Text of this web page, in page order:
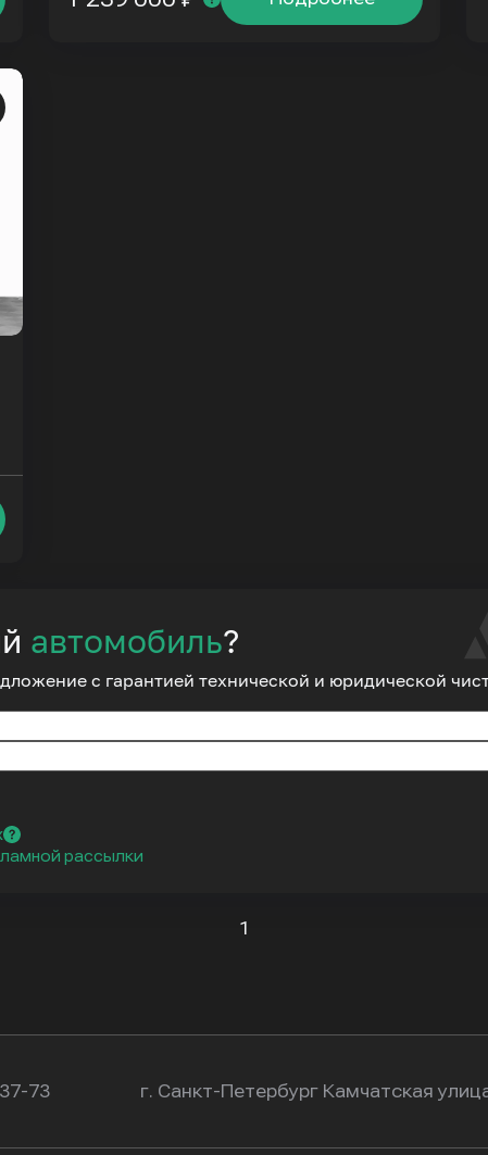
автомобиль?
с гарантией технической и юридической
рассылки
1
73 г. Санкт-Петербург Камчатская